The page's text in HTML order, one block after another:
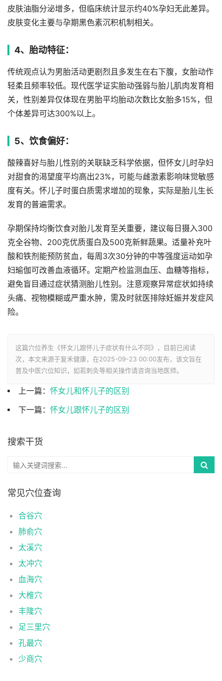
皮肤油脂分泌增多，但临床统计显示约40%孕妇无此差异。
皮肤变化主要与孕期黑色素沉积机制相关。
4、胎动特征：
传统观点认为男胎活动更剧烈且多发生在右下腹，女胎动作
轻柔且频率较低。现代医学证实胎动强弱与胎儿肌肉发育相
关，性别差异仅体现在男胎平均胎动次数比女胎多15%，但
个体差异可达300%以上。
5、饮食偏好：
酸辣喜好与胎儿性别的关联缺乏科学依据，但怀女儿时孕妇
对甜食的渴望度平均高出23%，可能与雌激素影响味觉敏感
度有关。怀儿子时蛋白质需求增加的现象，实际是胎儿生长
发育的普遍需求。
孕期保持均衡饮食对胎儿发育至关重要，建议每日摄入300
克全谷物、200克优质蛋白及500克新鲜蔬果。适量补充叶
酸和铁剂能预防贫血，每周3次30分钟的中等强度运动如孕
妇瑜伽可改善血液循环。定期产检监测血压、血糖等指标，
避免盲目通过症状猜测胎儿性别。注意观察异常症状如持续
头痛、视物模糊或严重水肿，需及时就医排除妊娠并发症风
险。
这篇穴位养生《怀女儿跟怀儿子症状有什么不同》，目前已阅读
次，本文来源于复禾健康，在2025-09-23 00:00发布，该文旨在
普及中医穴位知识，如若刺灸等相关操作请咨询当地医师。
上一篇： 怀女儿和怀儿子的区别
下一篇： 怀女儿跟怀儿子的区别
搜索干货
常见穴位查询
合谷穴
肺俞穴
太溪穴
太冲穴
血海穴
大椎穴
丰隆穴
足三里穴
孔最穴
少商穴